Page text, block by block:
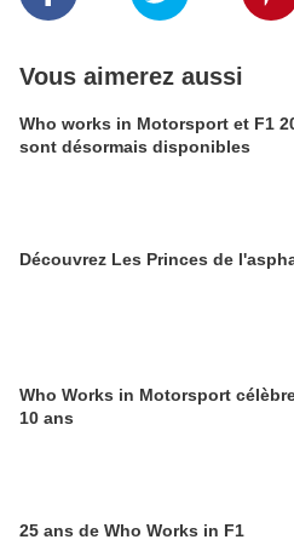
Vous aimerez aussi
Who works in Motorsport et F1
sont désormais disponibles
Découvrez Les Princes de
Who Works in Motorsport
10 ans
25 ans de Who Works in F1